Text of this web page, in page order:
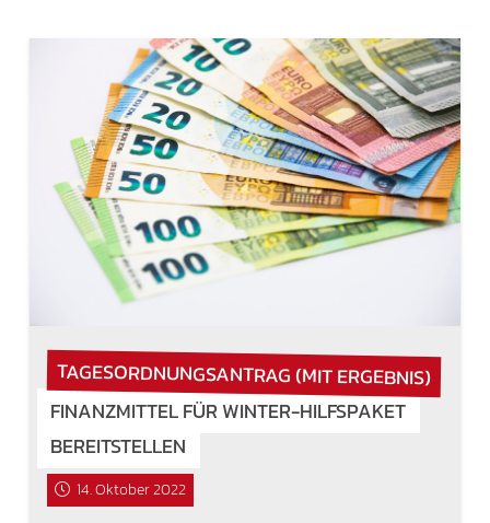
TAGESORDNUNGSANTRAG (MIT ERGEBNIS)
FINANZMITTEL FÜR WINTER-HILFSPAKET
BEREITSTELLEN
14. Oktober 2022